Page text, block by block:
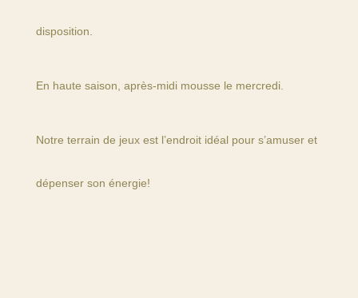
disposition.
En haute saison, après-midi mousse le mercredi.
Notre terrain de jeux est l’endroit idéal pour s’amuser et
dépenser son énergie!